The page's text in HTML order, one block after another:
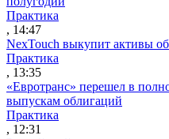
Практика
, 14:47
NexTouch выкупит активы
Практика
, 13:35
«Евротранс» перешел в
выпускам облигаций
Практика
, 12:31